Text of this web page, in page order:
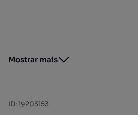
Mostrar mais
ID:19203153